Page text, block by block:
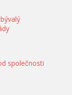
společnosti